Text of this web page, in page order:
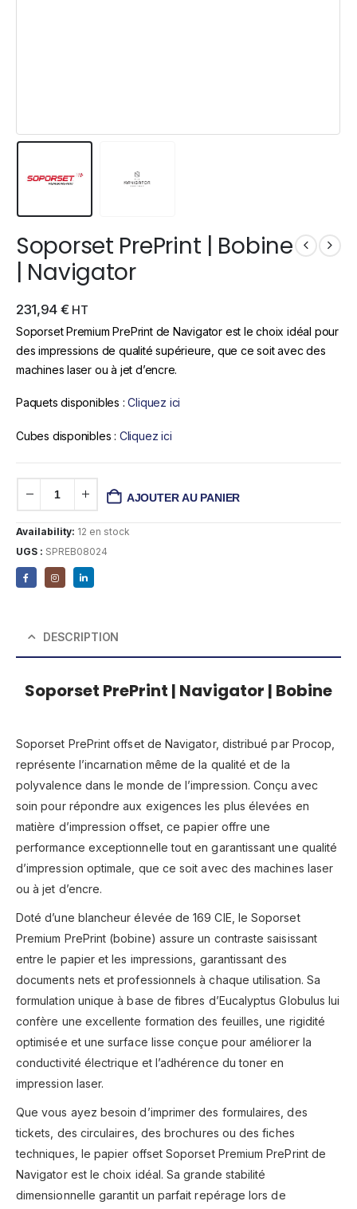
Soporset PrePrint | Bobine
| Navigator
231,94 € HT
Soporset Premium PrePrint de Navigator est le choix idéal pour
des impressions de qualité supérieure, que ce soit avec des
machines laser ou à jet d’encre.
Paquets disponibles :Cliquez ici
Cubes disponibles : Cliquez ici
AJOUTER AU PANIER
Availability: 12 en stock
UGS : SPREB08024
DESCRIPTION
Soporset PrePrint | Navigator | Bobine
Soporset PrePrint offset de Navigator, distribué par Procop,
représente l’incarnation même de la qualité et de la
polyvalence dans le monde de l’impression. Conçu avec
soin pour répondre aux exigences les plus élevées en
matière d’impression offset, ce papier offre une
performance exceptionnelle tout en garantissant une qualité
d’impression optimale, que ce soit avec des machines laser
ou à jet d’encre.
Doté d’une blancheur élevée de 169 CIE, le Soporset
Premium PrePrint (bobine) assure un contraste saisissant
entre le papier et les impressions, garantissant des
documents nets et professionnels à chaque utilisation. Sa
formulation unique à base de fibres d’Eucalyptus Globulus lui
confère une excellente formation des feuilles, une rigidité
optimisée et une surface lisse conçue pour améliorer la
conductivité électrique et l’adhérence du toner en
impression laser.
Que vous ayez besoin d’imprimer des formulaires, des
tickets, des circulaires, des brochures ou des fiches
techniques, le papier offset Soporset Premium PrePrint de
Navigator est le choix idéal. Sa grande stabilité
dimensionnelle garantit un parfait repérage lors de